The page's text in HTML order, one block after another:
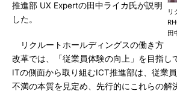
リ
田
推進部 UX Expertの田中ライカ氏が説明
した。
リクルートホールディングスの働き方
改革では、「従業員体験の向上」を目指し
ITの側面から取り組むICT推進部は、従業
不満の本質を見定め、先行的にこれらの解